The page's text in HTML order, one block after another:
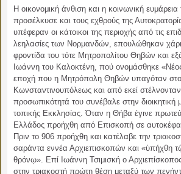
Η οικονομική άνθιση και η κοινωνική ευμάρεια
προσέλκυσε και τους εχθρούς της
υπέφεραν οι κάτοικοι της περιοχής από τις
λεηλασίες των Νορμανδών, επουλώθηκαν
φροντίδα του τότε Μητροπολίτου Θηβών και
Ιωάννη του Καλοκτένη, πού ονομάσθηκε
εποχή που η Μητρόπολη Θηβών υπαγόταν στο
Κωνσταντινουπόλεως και από εκεί
προσωπικότητά του συνέβαλε στην διοικητική
τοπικής Εκκλησίας. Όταν η Θήβα έγινε
Ελλάδος προήχθη από Επισκοπή σε
Πριν το 906 προήχθη και κατέλαβε την
σαράντα εννέα Αρχιεπισκοπών και «ὑπήχθη
θρόνῳ». Επί Ιωάννη Τσιμισκή ο
στην τριακοστή πρώτη θέση μεταξύ των